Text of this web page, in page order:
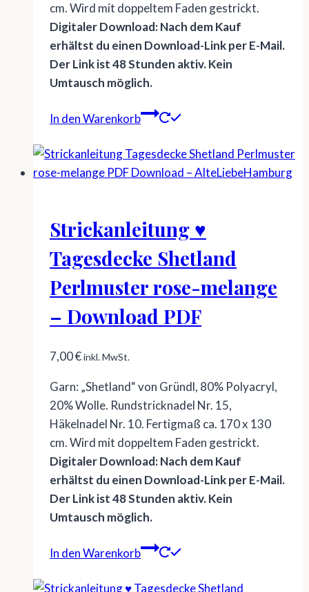
cm. Wird mit doppeltem Faden gestrickt.
Digitaler Download: Nach dem Kauf
erhältst du einen Download-Link per E-Mail.
Der Link ist 48 Stunden aktiv. Kein
Umtausch möglich.
In den Warenkorb
Strickanleitung ♥
Tagesdecke Shetland
Perlmuster rose-melange
– Download PDF
7,00€inkl. MwSt.
Garn: „Shetland“ von Gründl, 80% Polyacryl,
20% Wolle. Rundstricknadel Nr. 15,
Häkelnadel Nr. 10. Fertigmaß ca. 170 x 130
cm. Wird mit doppeltem Faden gestrickt.
Digitaler Download: Nach dem Kauf
erhältst du einen Download-Link per E-Mail.
Der Link ist 48 Stunden aktiv. Kein
Umtausch möglich.
In den Warenkorb